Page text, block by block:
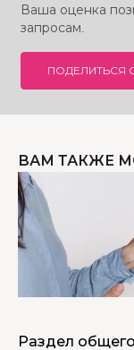
Ваша оценка
запросам.
ПОДЕЛИТЬСЯ
ВАМ ТАКЖЕ
Раздел